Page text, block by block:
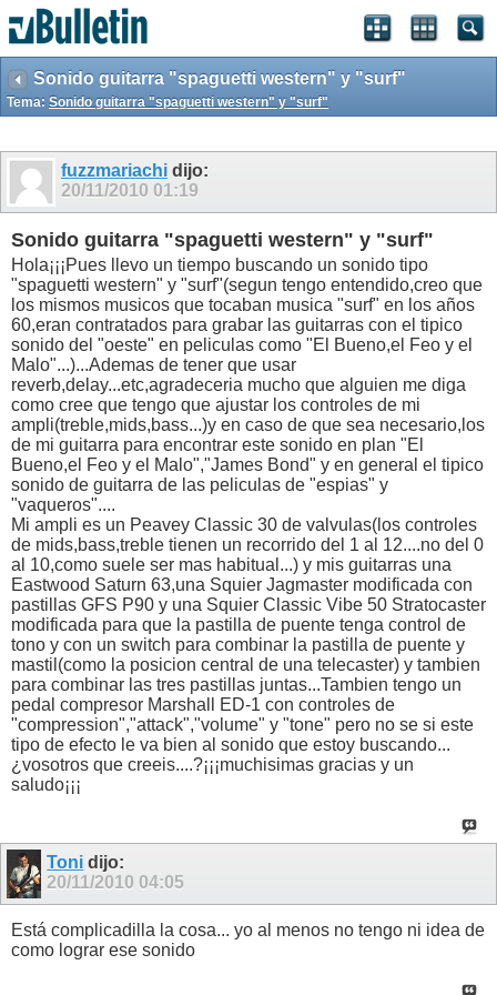
Sonido guitarra "spaguetti western" y "surf"
Tema: Sonido guitarra "spaguetti western" y "surf"
fuzzmariachi dijo:
20/11/2010 01:19
Sonido guitarra "spaguetti western" y "surf"
Hola¡¡¡Pues llevo un tiempo buscando un sonido tipo
"spaguetti western" y "surf"(segun tengo entendido,creo que
los mismos musicos que tocaban musica "surf" en los años
60,eran contratados para grabar las guitarras con el tipico
sonido del "oeste" en peliculas como "El Bueno,el Feo y el
Malo"...)...Ademas de tener que usar
reverb,delay...etc,agradeceria mucho que alguien me diga
como cree que tengo que ajustar los controles de mi
ampli(treble,mids,bass...)y en caso de que sea necesario,los
de mi guitarra para encontrar este sonido en plan "El
Bueno,el Feo y el Malo","James Bond" y en general el tipico
sonido de guitarra de las peliculas de "espias" y
"vaqueros"....
Mi ampli es un Peavey Classic 30 de valvulas(los controles
de mids,bass,treble tienen un recorrido del 1 al 12....no del 0
al 10,como suele ser mas habitual...) y mis guitarras una
Eastwood Saturn 63,una Squier Jagmaster modificada con
pastillas GFS P90 y una Squier Classic Vibe 50 Stratocaster
modificada para que la pastilla de puente tenga control de
tono y con un switch para combinar la pastilla de puente y
mastil(como la posicion central de una telecaster) y tambien
para combinar las tres pastillas juntas...Tambien tengo un
pedal compresor Marshall ED-1 con controles de
"compression","attack","volume" y "tone" pero no se si este
tipo de efecto le va bien al sonido que estoy buscando...
¿vosotros que creeis....?¡¡¡muchisimas gracias y un
saludo¡¡¡
Toni dijo:
20/11/2010 04:05
Está complicadilla la cosa... yo al menos no tengo ni idea de
como lograr ese sonido